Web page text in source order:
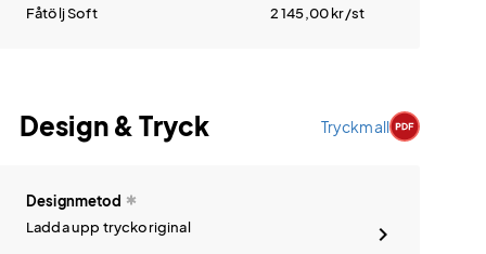
Fåtölj Soft
2 145,00kr/st
Design & Tryck Tryckmall
Designmetod
Ladda upp tryckoriginal